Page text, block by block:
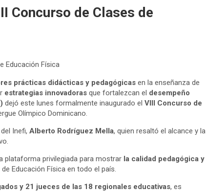
Concurso de Clases de
Educación Física
prácticas didácticas y pedagógicas en la enseñanza de
estrategias innovadoras que fortalezcan el desempeño
dejó este lunes formalmente inaugurado el VIII Concurso de
Olímpico Dominicano.
Inefi, Alberto Rodríguez Mella, quien resaltó el alcance y la
plataforma privilegiada para mostrar la calidad pedagógica y
Educación Física en todo el país.
y 21 jueces de las 18 regionales educativas, es